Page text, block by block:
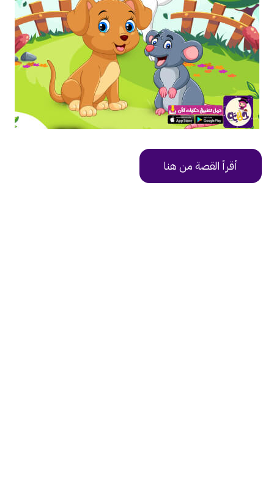
أقرأ القصة من هنا
https://uy9v6.app.goo.gl/Dp3y